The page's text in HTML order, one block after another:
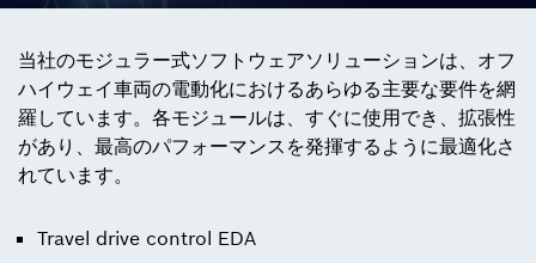
当社のモジュラー式ソフトウェアソリューションは、オフ
ハイウェイ車両の電動化におけるあらゆる主要な要件を網
羅しています。各モジュールは、すぐに使用でき、拡張性
があり、最高のパフォーマンスを発揮するように最適化さ
れています。
Travel drive control EDA